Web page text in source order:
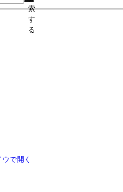
索
す
る
で開く